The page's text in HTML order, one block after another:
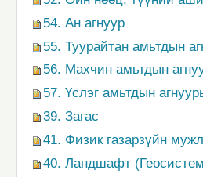
54. Ан агнуур
55. Туурайтан амьтдын
56. Махчин амьтдын
57. Үслэг амьтдын
39. Загас
41. Физик газарзүйн
40. Ландшафт